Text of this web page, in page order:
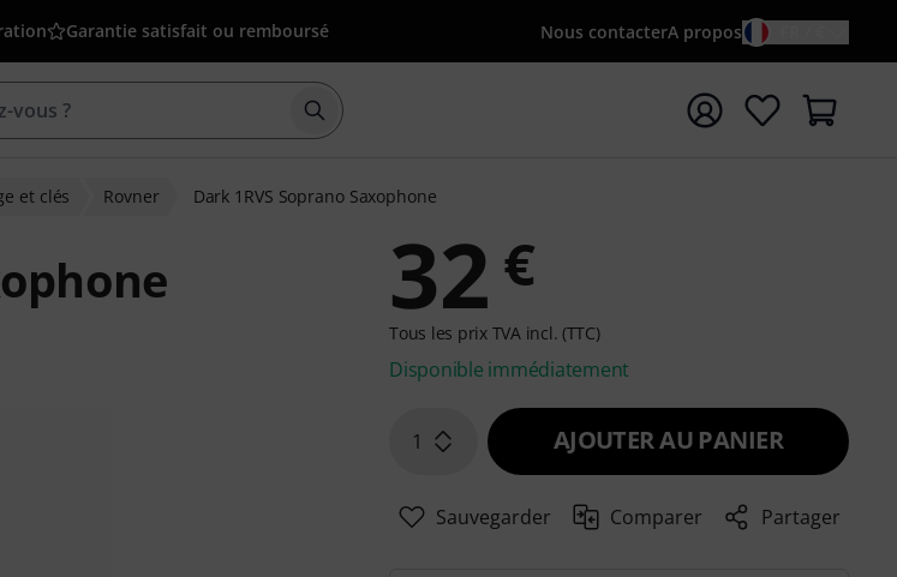
Garantie satisfait ou remboursé Nous contacterA propos
Démarrer la recherche avec le terme de recherche
et clés Rovner Dark 1RVS Soprano Saxophone
32 €
Tous les prix TVA incl. (TTC)
Disponible immédiatement
1 AJOUTER AU PANIER
Sauvegarder Comparer Partager